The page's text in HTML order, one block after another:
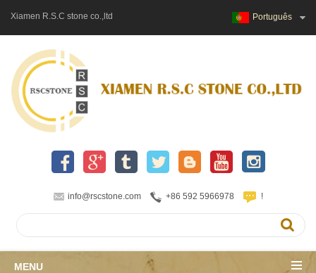
Xiamen R.S.C stone co.,ltd Português
info@rscstone.com +86 592 5966978 !
MENU